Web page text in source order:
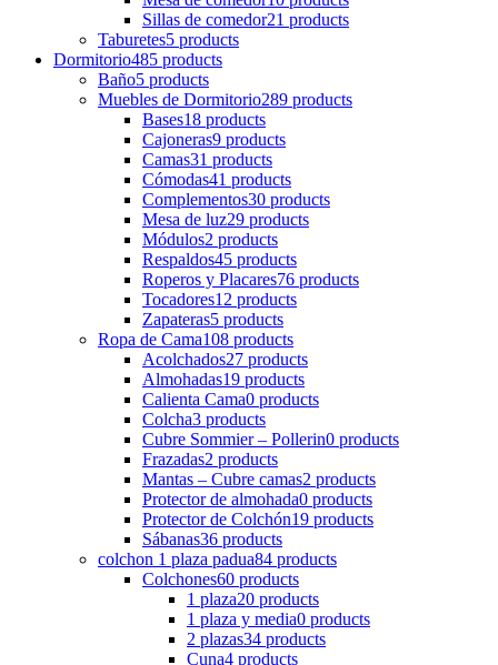
Sillas de comedor21 products
Taburetes5 products
Dormitorio485 products
Baño5 products
Muebles de Dormitorio289 products
Bases18 products
Cajoneras9 products
Camas31 products
Cómodas41 products
Complementos30 products
Mesa de luz29 products
Módulos2 products
Respaldos45 products
Roperos y Placares76 products
Tocadores12 products
Zapateras5 products
Ropa de Cama108 products
Acolchados27 products
Almohadas19 products
Calienta Cama0 products
Colcha3 products
Cubre Sommier – Pollerin0 products
Frazadas2 products
Mantas – Cubre camas2 products
Protector de almohada0 products
Protector de Colchón19 products
Sábanas36 products
colchon 1 plaza padua84 products
Colchones60 products
1 plaza20 products
1 plaza y media0 products
2 plazas34 products
Cuna4 products